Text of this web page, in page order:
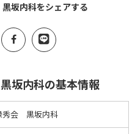
坂内科をシェアする
坂内科の基本情報
秀会 黒坂内科